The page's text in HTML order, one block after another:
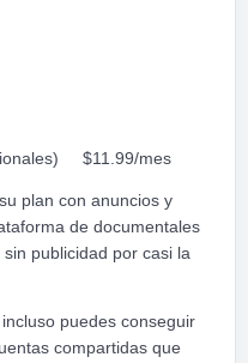
$11.99/mes
plan con anuncios y
de documentales
publicidad por casi la
puedes conseguir
compartidas que